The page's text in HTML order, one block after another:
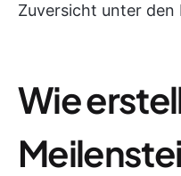
Zuversicht unter den
Wie